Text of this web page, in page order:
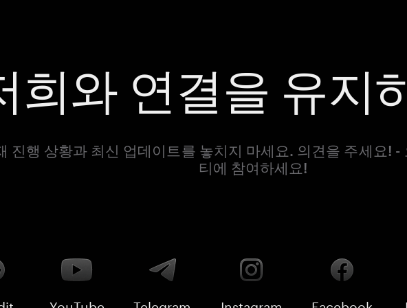
희와 연결을 유지
진행 상황과 최신 업데이트를 놓치지 마세요. 의견을 주세요! -
티에 참여하세요!